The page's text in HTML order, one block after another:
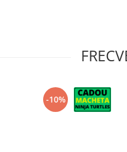
-10%